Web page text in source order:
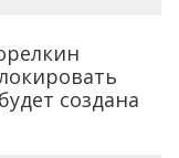
создана